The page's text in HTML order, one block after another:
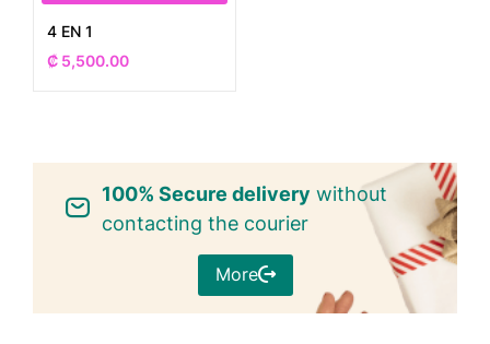
4 EN 1
₡ 5,500.00
100% Secure delivery without
contacting the courier
More